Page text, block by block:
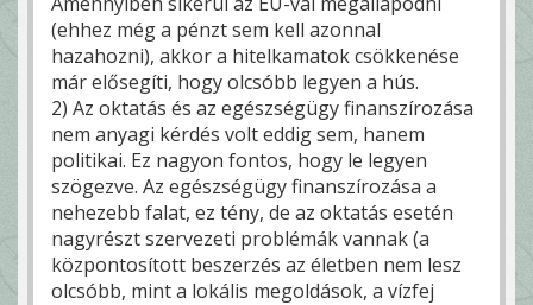
(ehhez még a pénzt sem kell azonnal
hazahozni), akkor a hitelkamatok csökkenése
már elősegíti, hogy olcsóbb legyen a hús.
2) Az oktatás és az egészségügy finanszírozása
nem anyagi kérdés volt eddig sem, hanem
politikai. Ez nagyon fontos, hogy le legyen
szögezve. Az egészségügy finanszírozása a
nehezebb falat, ez tény, de az oktatás esetén
nagyrészt szervezeti problémák vannak (a
központosított beszerzés az életben nem lesz
olcsóbb, mint a lokális megoldások, a vízfej